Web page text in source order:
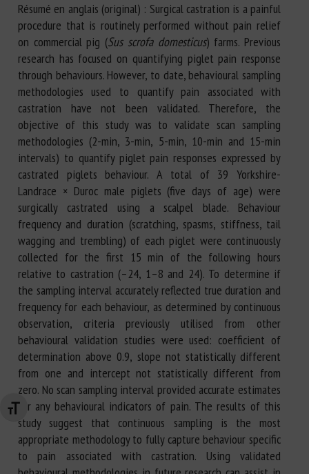
Changer la taille de la police
Résumé en anglais (original) : Surgical castration is a painful
procedure that is routinely performed without pain relief
on commercial pig (Sus scrofa domesticus) farms. Previous
research has focused on quantifying piglet pain response
through behaviours. However, to date, behavioural sampling
methodologies used to quantify pain associated with
castration have not been validated. Therefore, the
objective of this study was to validate scan sampling
methodologies (2-min, 3-min, 5-min, 10-min and 15-min
intervals) to quantify piglet pain responses expressed by
castrated piglets behaviour. A total of 39 Yorkshire-
Landrace × Duroc male piglets (five days of age) were
surgically castrated using a scalpel blade. Behaviour
frequency and duration (scratching, spasms, stiffness, tail
wagging and trembling) of each piglet were continuously
collected for the first 15 min of the following hours
relative to castration (–24, 1–8 and 24). To determine if
the sampling interval accurately reflected true duration and
frequency for each behaviour, as determined by continuous
observation, criteria previously utilised from other
behavioural validation studies were used: coefficient of
determination above 0.9, slope not statistically different
from one and intercept not statistically different from
zero. No scan sampling interval provided accurate estimates
for any behavioural indicators of pain. The results of this
study suggest that continuous sampling is the most
appropriate methodology to fully capture behaviour specific
to pain associated with castration. Using validated